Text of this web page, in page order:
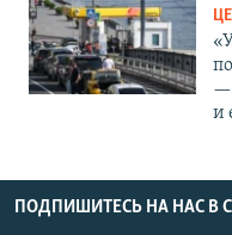
—
и
ПОДПИШИТЕСЬ НА НАС В